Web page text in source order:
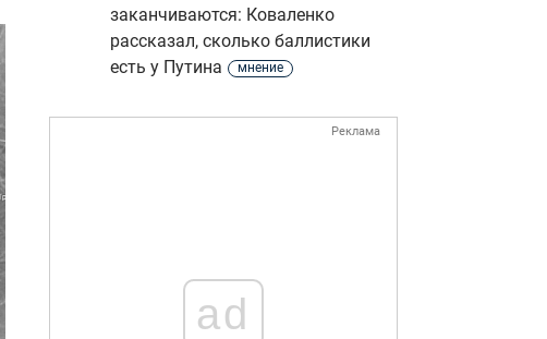
заканчиваются: Коваленко
рассказал, сколько баллистики
есть у Путина
мнение
Реклама
ad